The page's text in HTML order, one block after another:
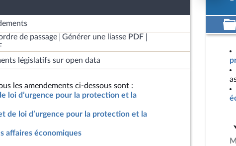
de passage
Générer une liasse PDF
législatifs sur open data
les amendements ci-dessous sont :
loi d’urgence pour la protection et la
de loi d’urgence pour la protection et la
affaires économiques